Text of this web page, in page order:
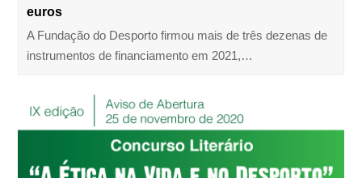
euros
A Fundação do Desporto firmou mais de três dezenas de
instrumentos de financiamento em 2021,…